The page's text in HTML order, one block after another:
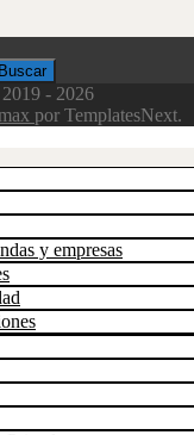
Buscar
- 2026
por TemplatesNext.
y empresas